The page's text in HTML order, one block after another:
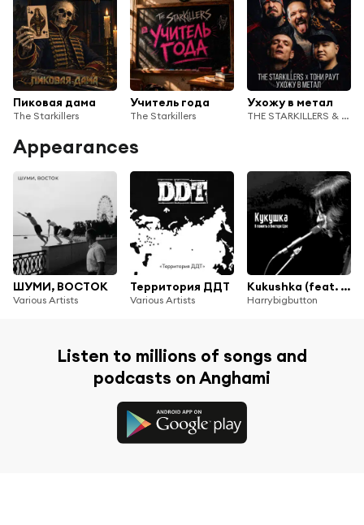
Пиковая дама
The Starkillers
Учитель года
The Starkillers
Ухожу в метал
THE STARKILLERS & Тони Раут
Appearances
ШУМИ, ВОСТОК
Various Artists
Территория ДДТ
Various Artists
Kukushka (feat. The StarKillers)
Harrybigbutton
Listen to millions of songs and
podcasts on Anghami